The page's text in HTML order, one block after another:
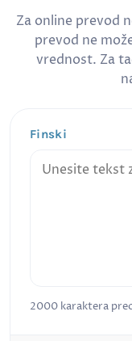
Za online prevod
prevod ne
vrednost. Za
Finski
2000 karaktera